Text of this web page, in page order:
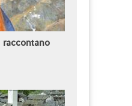
raccontano